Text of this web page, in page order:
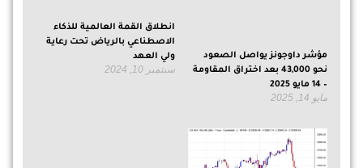
مؤشر داوجونز يواصل الصعود
نحو 43,000 بعد اختراق المقاومة
– 14 مايو 2025
مايو 14, 2025
انطلاق القمة العالمية للذكاء
الاصطناعي بالرياض تحت رعاية
ولي العهد
سبتمبر 10, 2024